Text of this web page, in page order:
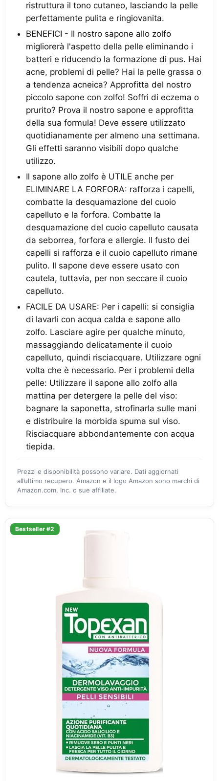
ristruttura il tono cutaneo, lasciando la pelle
perfettamente pulita e ringiovanita.
BENEFICI - Il nostro sapone allo zolfo
migliorerà l'aspetto della pelle eliminando i
batteri e riducendo la formazione di pus. Hai
acne, problemi di pelle? Hai la pelle grassa o
a tendenza acneica? Approfitta del nostro
piccolo sapone con zolfo! Soffri di eczema o
prurito? Prova il nostro sapone e approfitta
della sua formula! Deve essere utilizzato
quotidianamente per almeno una settimana.
Gli effetti saranno visibili dopo qualche
utilizzo.
Il sapone allo zolfo è UTILE anche per
ELIMINARE LA FORFORA: rafforza i capelli,
combatte la desquamazione del cuoio
capelluto e la forfora. Combatte la
desquamazione del cuoio capelluto causata
da seborrea, forfora e allergie. Il fusto dei
capelli si rafforza e il cuoio capelluto rimane
pulito. Il sapone deve essere usato con
cautela, tuttavia, per non seccare il cuoio
capelluto.
FACILE DA USARE: Per i capelli: si consiglia
di lavarli con acqua calda e sapone allo
zolfo. Lasciare agire per qualche minuto,
massaggiando delicatamente il cuoio
capelluto, quindi risciacquare. Utilizzare ogni
volta che è necessario. Per i problemi della
pelle: Utilizzare il sapone allo zolfo alla
mattina per detergere la pelle del viso:
bagnare la saponetta, strofinarla sulle mani
e distribuire la morbida spuma sul viso.
Risciacquare abbondantemente con acqua
tiepida.
Prezzi e disponibilità possono variare. Dati aggiornati
all’ultimo recupero. Amazon e il logo Amazon sono marchi di
Amazon.com, Inc. o sue affiliate.
Bestseller #2